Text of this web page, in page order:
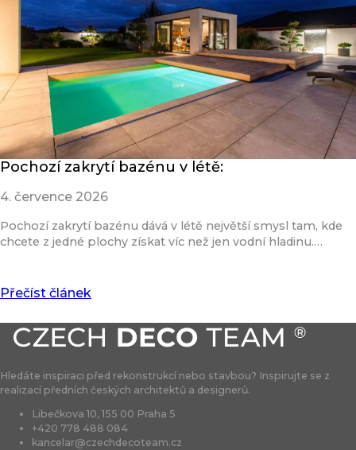
Pochozí zakrytí bazénu v létě:
4. července 2026
Pochozí zakrytí bazénu dává v létě největší smysl tam, kde
chcete z jedné plochy získat víc než jen vodní hladinu.…
Přečíst článek
Hledáte inspiraci před rekonstrukcí nebo stavbou? Inspirujte se z
realizací předních českých architektů a designerů.
Libečkova 10, 155 00 Praha 5
+420 778 488 084
kancelar@czechdecoteam.cz